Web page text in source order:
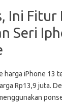
Ini Fitur
Seri
harga iPhone 13
Rp13,9 juta.